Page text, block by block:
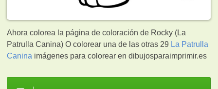
Ahora colorea la página de coloración de Rocky (La
Patrulla Canina) O colorear una de las otras 29 La Patrulla
Canina imágenes para colorear en dibujosparaimprimir.es